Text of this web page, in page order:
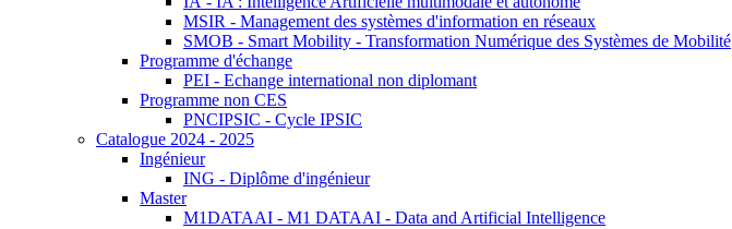
MSIR - Management des systèmes d'information en réseaux
SMOB - Smart Mobility - Transformation Numérique des Systèmes de Mobilité
Programme d'échange
PEI - Echange international non diplomant
Programme non CES
PNCIPSIC - Cycle IPSIC
Catalogue 2024 - 2025
Ingénieur
ING - Diplôme d'ingénieur
Master
M1DATAAI - M1 DATAAI - Data and Artificial Intelligence